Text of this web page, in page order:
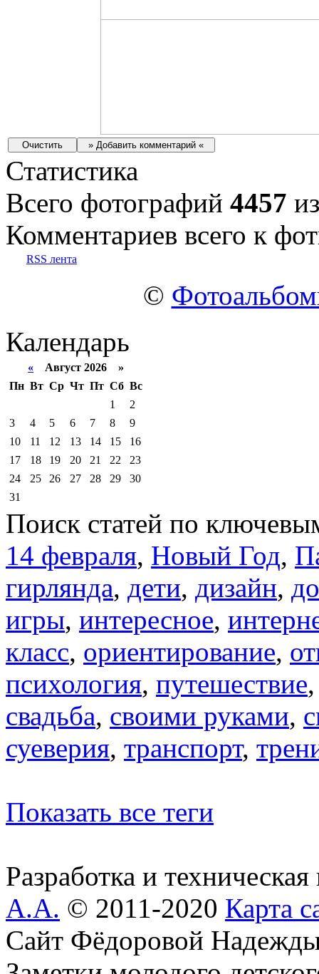
Статистика
Всего фотографий 4457
Комментариев всего к
RSS лента
©
Календарь
« Август 2026 »
Пн Вт Ср Чт Пт Сб Вс
1
2
3
4 5 6 7 8
9
10
11 12 13 14 15
16
17
18 19 20 21 22
23
24
25 26 27 28 29
30
31
Поиск статей по
14 февраля, Новый Год,
гирлянда, дети, дизайн,
игры, интересное,
класс, ориентирование,
психология, путешествие
свадьба, своими руками,
суеверия, транспорт,
Показать все теги
Разработка и
А.А. © 2011-2020 Карта
Сайт Фёдоровой